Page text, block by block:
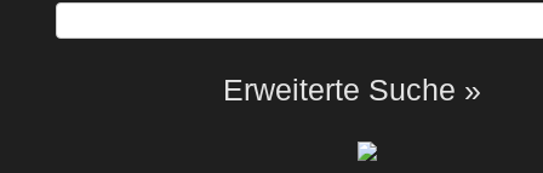
Erweiterte Suche »